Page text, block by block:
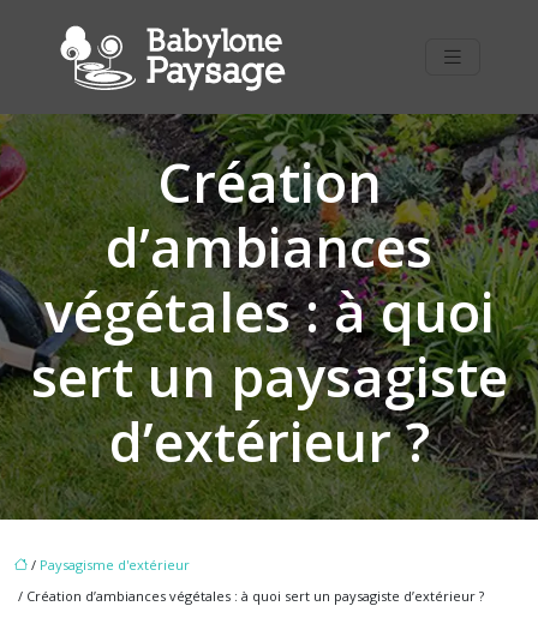
Création
d’ambiances
végétales : à quoi
sert un paysagiste
d’extérieur ?
/ Paysagisme d'extérieur
/ Création d’ambiances végétales : à quoi sert un paysagiste d’extérieur ?